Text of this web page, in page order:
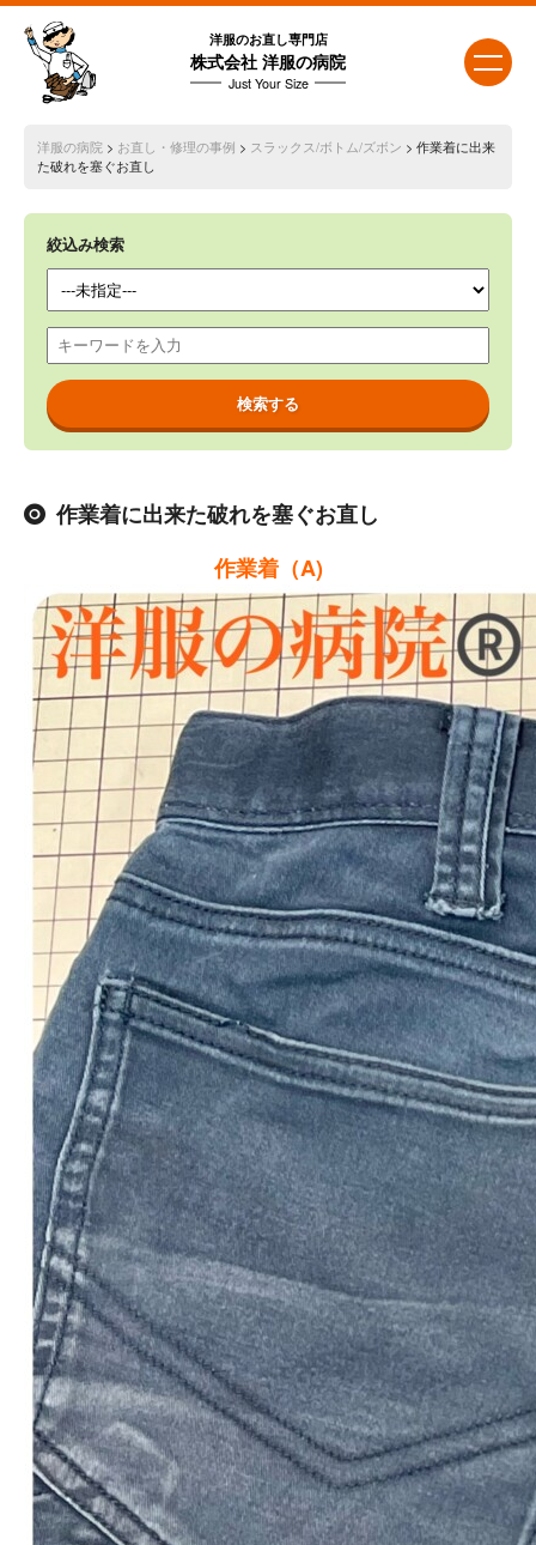
洋服のお直し専門店
株式会社 洋服の病院
Just Your Size
洋服の病院 > お直し・修理の事例 > スラックス/ボトム/ズボン > 作業着に出来
た破れを塞ぐお直し
絞込み検索
作業着に出来た破れを塞ぐお直し
作業着（A)